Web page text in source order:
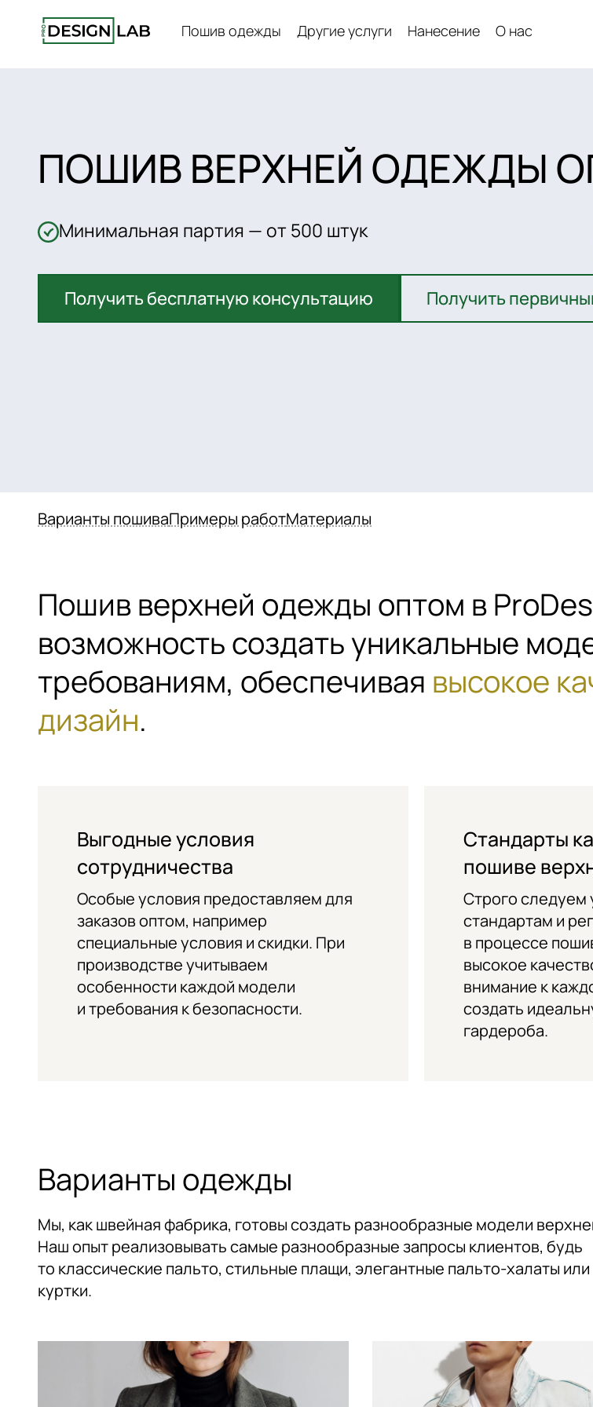
Пошив одежды Другие услуги Нанесение О нас
ПОШИВ ВЕРХНЕЙ ОДЕЖДЫ
Минимальная партия — от 500 штук
Получить бесплатную консультацию Получить
Варианты пошиваПримеры работМатериалы
Пошив верхней одежды оптом в
возможность создать уникальные
требованиям, обеспечивая высокое
дизайн.
Выгодные условия
сотрудничества
Особые условия предоставляем для
заказов оптом, например
специальные условия и скидки. При
производстве учитываем
особенности каждой модели
и требования к безопасности.
Стандарты
пошиве
Строго следуем
стандартам и
в процессе
высокое
внимание к
создать
гардероба.
Варианты одежды
Мы, как швейная фабрика, готовы создать разнообразные модели
Наш опыт реализовывать самые разнообразные запросы клиентов, будь
то классические пальто, стильные плащи, элегантные пальто-халаты
куртки.